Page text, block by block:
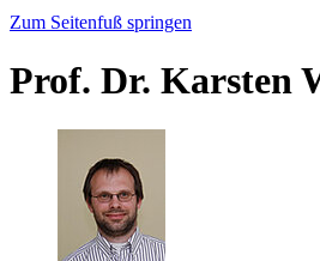
Zum Seitenfuß springen
Prof. Dr. Karsten